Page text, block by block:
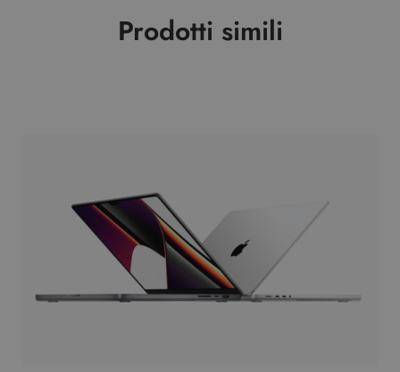
Prodotti simili